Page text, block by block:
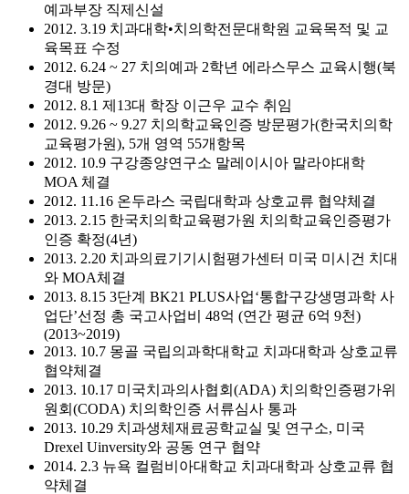
예과부장 직제신설
2012. 3.19 치과대학•치의학전문대학원 교육목적 및 교
육목표 수정
2012. 6.24 ~ 27 치의예과 2학년 에라스무스 교육시행(북
경대 방문)
2012. 8.1 제13대 학장 이근우 교수 취임
2012. 9.26 ~ 9.27 치의학교육인증 방문평가(한국치의학
교육평가원), 5개 영역 55개항목
2012. 10.9 구강종양연구소 말레이시아 말라야대학
MOA 체결
2012. 11.16 온두라스 국립대학과 상호교류 협약체결
2013. 2.15 한국치의학교육평가원 치의학교육인증평가
인증 확정(4년)
2013. 2.20 치과의료기기시험평가센터 미국 미시건 치대
와 MOA체결
2013. 8.15 3단계 BK21 PLUS사업‘통합구강생명과학 사
업단’선정 총 국고사업비 48억 (연간 평균 6억 9천)
(2013~2019)
2013. 10.7 몽골 국립의과학대학교 치과대학과 상호교류
협약체결
2013. 10.17 미국치과의사협회(ADA) 치의학인증평가위
원회(CODA) 치의학인증 서류심사 통과
2013. 10.29 치과생체재료공학교실 및 연구소, 미국
Drexel Uinversity와 공동 연구 협약
2014. 2.3 뉴욕 컬럼비아대학교 치과대학과 상호교류 협
약체결